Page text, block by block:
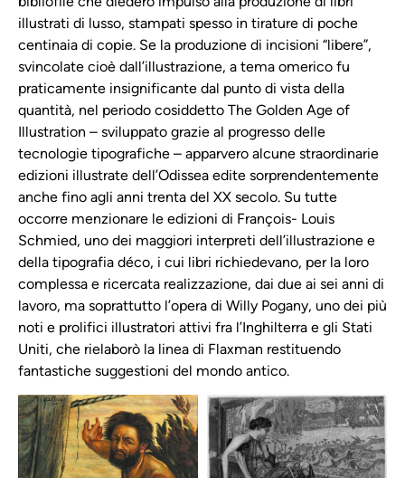
illustrati di lusso, stampati spesso in tirature di poche
centinaia di copie. Se la produzione di incisioni “libere”,
svincolate cioè dall’illustrazione, a tema omerico fu
praticamente insignificante dal punto di vista della
quantità, nel periodo cosiddetto The Golden Age of
Illustration – sviluppato grazie al progresso delle
tecnologie tipografiche – apparvero alcune straordinarie
edizioni illustrate dell’Odissea edite sorprendentemente
anche fino agli anni trenta del XX secolo. Su tutte
occorre menzionare le edizioni di François- Louis
Schmied, uno dei maggiori interpreti dell’illustrazione e
della tipografia déco, i cui libri richiedevano, per la loro
complessa e ricercata realizzazione, dai due ai sei anni di
lavoro, ma soprattutto l’opera di Willy Pogany, uno dei più
noti e prolifici illustratori attivi fra l’Inghilterra e gli Stati
Uniti, che rielaborò la linea di Flaxman restituendo
fantastiche suggestioni del mondo antico.